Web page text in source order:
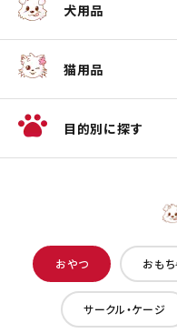
犬用品
猫用品
目的別に探す
おやつ おもち
サークル・ケージ